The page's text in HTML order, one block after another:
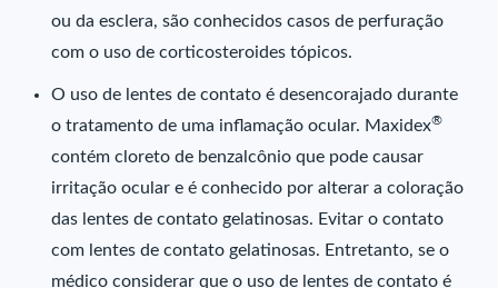
ou da esclera, são conhecidos casos de perfuração
com o uso de corticosteroides tópicos.
O uso de lentes de contato é desencorajado durante
o tratamento de uma inflamação ocular. Maxidex®
contém cloreto de benzalcônio que pode causar
irritação ocular e é conhecido por alterar a coloração
das lentes de contato gelatinosas. Evitar o contato
com lentes de contato gelatinosas. Entretanto, se o
médico considerar que o uso de lentes de contato é